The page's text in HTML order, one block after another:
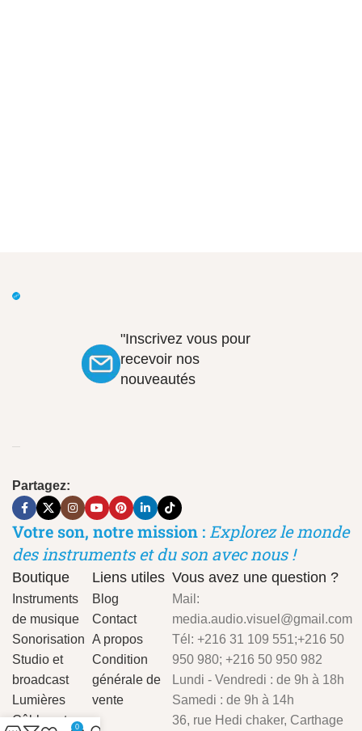
"Inscrivez vous pour
recevoir nos
nouveautés
Partagez:
Votre son, notre mission : Explorez le monde
des instruments et du son avec nous !
Boutique
Instruments
de musique
Sonorisation
Studio et
broadcast
Lumières
Câbles et
Liens utiles
Blog
Contact
A propos
Condition
générale de
vente
Vous avez une question ?
Mail:
media.audio.visuel@gmail.com
Tél: +216 31 109 551;+216 50
950 980; +216 50 950 982
Lundi - Vendredi : de 9h à 18h
Samedi : de 9h à 14h
36, rue Hedi chaker, Carthage
0